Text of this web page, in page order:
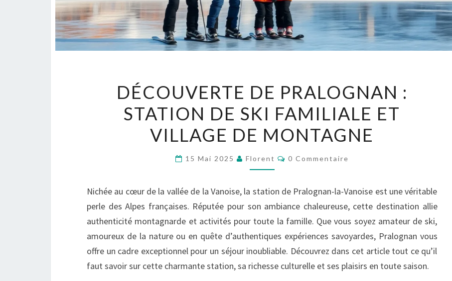
DE
PRALOGNAN
:
STATION
SKI
ET
VILLAGE
DE
MONTAGNE
DÉCOUVERTE DE PRALOGNAN :
STATION DE SKI FAMILIALE ET
VILLAGE DE MONTAGNE
15 Mai 2025 Florent Commentaires
0 Commentaire
Nichée au cœur de la vallée de la Vanoise, la station de Pralognan-la-Vanoise est une véritable
perle des Alpes françaises. Réputée pour son ambiance chaleureuse, cette destination allie
authenticité montagnarde et activités pour toute la famille. Que vous soyez amateur de ski,
amoureux de la nature ou en quête d’authentiques expériences savoyardes, Pralognan vous
offre un cadre exceptionnel pour un séjour inoubliable. Découvrez dans cet article tout ce qu’il
faut savoir sur cette charmante station, sa richesse culturelle et ses plaisirs en toute saison.